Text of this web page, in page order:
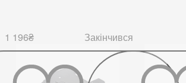
1 196₴ Закінчився